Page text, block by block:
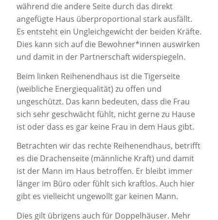
während die andere Seite durch das direkt
angefügte Haus überproportional stark ausfällt.
Es entsteht ein Ungleichgewicht der beiden Kräfte.
Dies kann sich auf die Bewohner*innen auswirken
und damit in der Partnerschaft widerspiegeln.
Beim linken Reihenendhaus ist die Tigerseite
(weibliche Energiequalität) zu offen und
ungeschützt. Das kann bedeuten, dass die Frau
sich sehr geschwächt fühlt, nicht gerne zu Hause
ist oder dass es gar keine Frau in dem Haus gibt.
Betrachten wir das rechte Reihenendhaus, betrifft
es die Drachenseite (männliche Kraft) und damit
ist der Mann im Haus betroffen. Er bleibt immer
länger im Büro oder fühlt sich kraftlos. Auch hier
gibt es vielleicht ungewollt gar keinen Mann.
Dies gilt übrigens auch für Doppelhäuser. Mehr